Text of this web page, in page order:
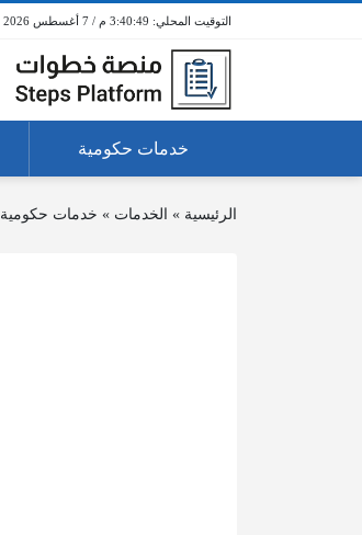
3:40:49 م / 7 أغسطس 2026
خدمات حكومية
الرئيسية » الخدمات » خدمات حكومية